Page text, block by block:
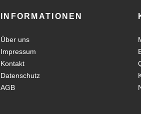
INFORMATIONEN
Über uns
Impressum
Kontakt
Datenschutz
AGB